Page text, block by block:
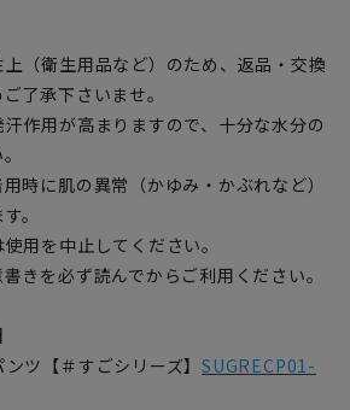
上（衛生用品など）のため、返品・交換
了承下さいませ。
汗作用が高まりますので、十分な水分の
時に肌の異常（かゆみ・かぶれなど）
。
用を中止してください。
きを必ず読んでからご利用ください。
ツ【＃すごシリーズ】SUGRECP01-